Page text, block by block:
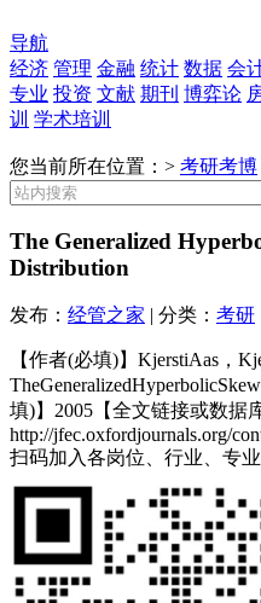
导航
经济 管理 金融 统计 数据 会
专业 投资 文献 期刊 博弈论
训 学术培训
您当前所在位置：> 考研考博
The Generalized
Distribution
发布： 经管之家 | 分类： 考研
【作者(必填)】KjerstiAas，
填)】2005【全文链接或数据
http://jfec.oxfordjournals.org/
扫码加入各岗位、行业、专